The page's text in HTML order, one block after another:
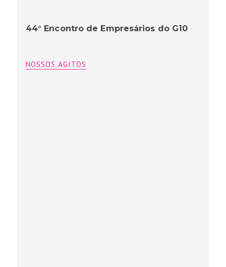
44° Encontro de Empresários do G10
NOSSOS AGITOS